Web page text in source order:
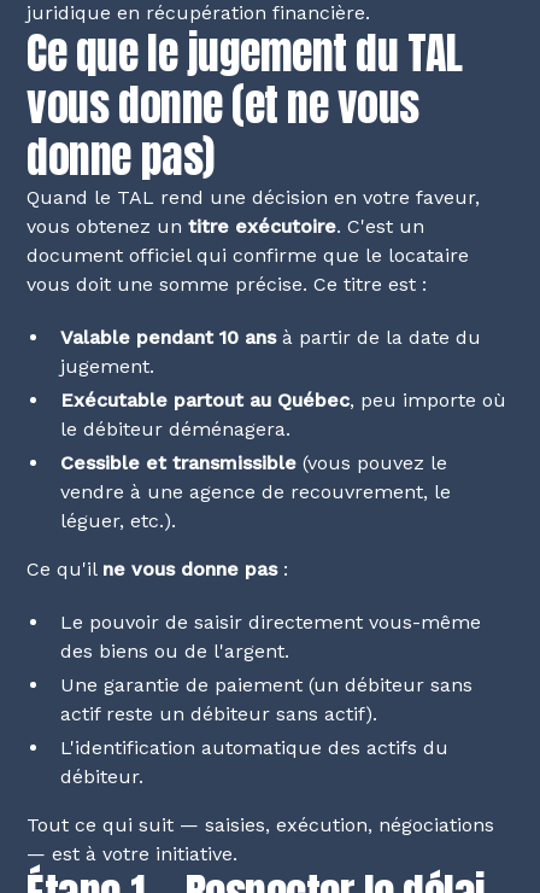
juridique en récupération financière.
Ce que le jugement du TAL
vous donne (et ne vous
donne pas)
Quand le TAL rend une décision en votre faveur,
vous obtenez untitre exécutoire. C'est un
document officiel qui confirme que le locataire
vous doit une somme précise. Ce titre est :
Valable pendant 10 ansà partir de la date du
jugement.
Exécutable partout au Québec, peu importe où
le débiteur déménagera.
Cessible et transmissible (vous pouvez le
vendre à une agence de recouvrement, le
léguer, etc.).
Ce qu'il ne vous donne pas:
Le pouvoir de saisir directement vous-même
des biens ou de l'argent.
Une garantie de paiement (un débiteur sans
actif reste un débiteur sans actif).
L'identification automatique des actifs du
débiteur.
Tout ce qui suit — saisies, exécution, négociations
— est à votre initiative.